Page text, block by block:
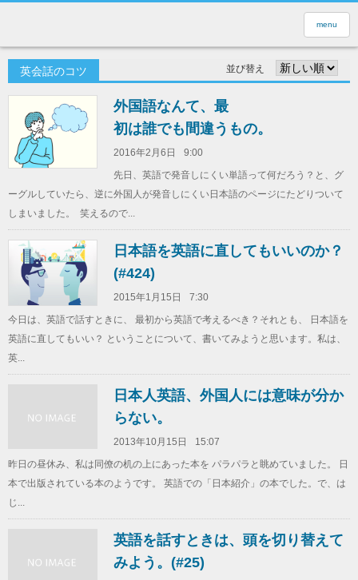
menu
英会話のコツ 並び替え
外国語なんて、最
初は誰でも間違うもの。
2016年2月6日
9:00
先日、英語で発音しにくい単語って何だろう？と、グ
ーグルしていたら、逆に外国人が発音しにくい日本語のページにたどりついて
しまいました。 笑えるので...
日本語を英語に直してもいいのか？
(#424)
2015年1月15日
7:30
今日は、英語で話すときに、 最初から英語で考えるべき？それとも、 日本語を
英語に直してもいい？ ということについて、書いてみようと思います。私は、
英...
日本人英語、外国人には意味が分か
らない。
2013年10月15日
15:07
昨日の昼休み、私は同僚の机の上にあった本を パラパラと眺めていました。 日
本で出版されている本のようです。 英語での「日本紹介」の本でした。で、は
じ...
英語を話すときは、頭を切り替えて
みよう。(#25)